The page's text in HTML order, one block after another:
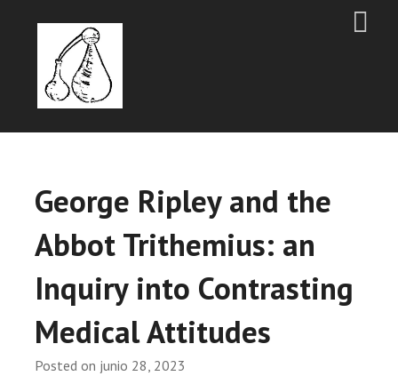
George Ripley and the
Abbot Trithemius: an
Inquiry into Contrasting
Medical Attitudes
Posted on junio 28, 2023